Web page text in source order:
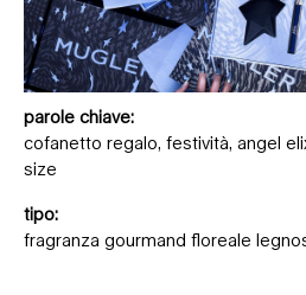
parole chiave:
cofanetto regalo, festività, angel
size
tipo:
fragranza gourmand floreale